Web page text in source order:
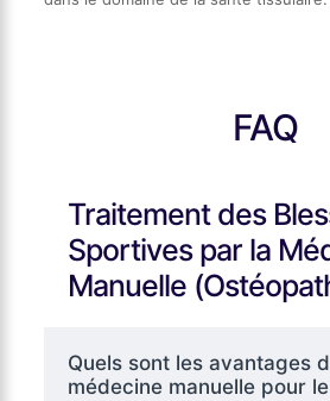
FAQ
Traitement des
Sportives par la
Manuelle
Quels sont les avantages
médecine manuelle pour